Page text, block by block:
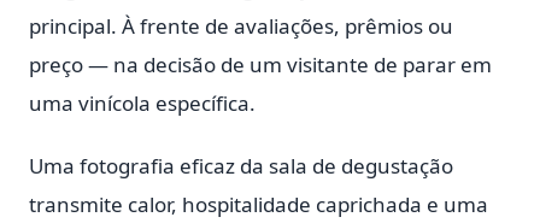
principal. À frente de avaliações, prêmios ou
preço — na decisão de um visitante de parar em
uma vinícola específica.
Uma fotografia eficaz da sala de degustação
transmite calor, hospitalidade caprichada e uma